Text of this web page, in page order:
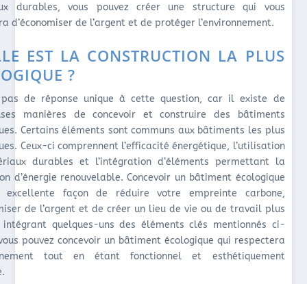
durables, vous pouvez créer une structure qui vous
d’économiser de l’argent et de protéger l’environnement.
EST LA CONSTRUCTION LA PLUS
?
de réponse unique à cette question, car il existe de
manières de concevoir et construire des bâtiments
Certains éléments sont communs aux bâtiments les plus
Ceux-ci comprennent l’efficacité énergétique, l’utilisation
durables et l’intégration d’éléments permettant la
d’énergie renouvelable. Concevoir un bâtiment écologique
excellente façon de réduire votre empreinte carbone,
de l’argent et de créer un lieu de vie ou de travail plus
intégrant quelques-uns des éléments clés mentionnés ci-
pouvez concevoir un bâtiment écologique qui respectera
tout en étant fonctionnel et esthétiquement